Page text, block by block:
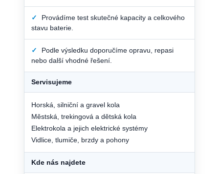
✓
Provádíme test skutečné kapacity a celkového
stavu baterie.
✓
Podle výsledku doporučíme opravu, repasi
nebo další vhodné řešení.
Servisujeme
Horská, silniční a gravel kola
Městská, trekingová a dětská kola
Elektrokola a jejich elektrické systémy
Vidlice, tlumiče, brzdy a pohony
Kde nás najdete